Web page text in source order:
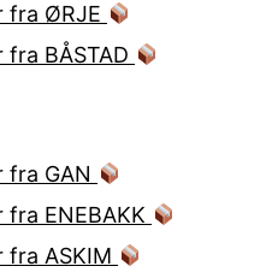
fra ØRJE
fra BÅSTAD
fra GAN
fra ENEBAKK
fra ASKIM